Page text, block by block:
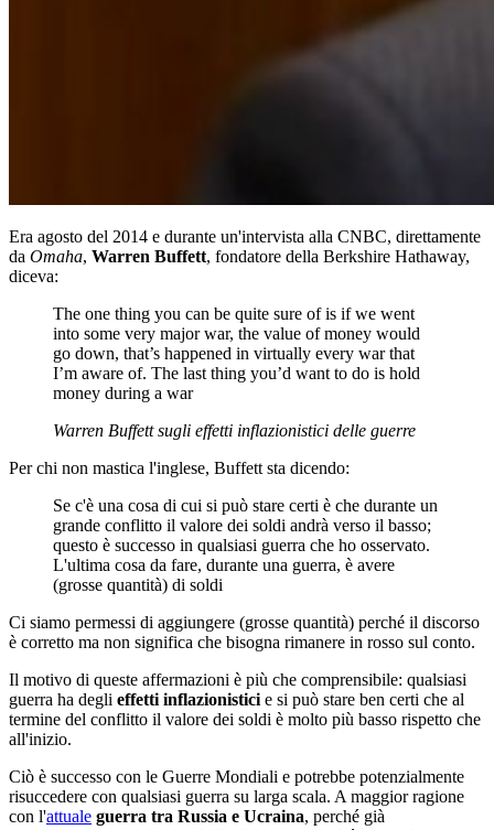
Era agosto del 2014 e durante un'intervista alla CNBC, direttamente
da Omaha, Warren Buffett, fondatore della Berkshire Hathaway,
diceva:
The one thing you can be quite sure of is if we went
into some very major war, the value of money would
go down, that’s happened in virtually every war that
I’m aware of. The last thing you’d want to do is hold
money during a war
Warren Buffett sugli effetti inflazionistici delle guerre
Per chi non mastica l'inglese, Buffett sta dicendo:
Se c'è una cosa di cui si può stare certi è che durante un
grande conflitto il valore dei soldi andrà verso il basso;
questo è successo in qualsiasi guerra che ho osservato.
L'ultima cosa da fare, durante una guerra, è avere
(grosse quantità) di soldi
Ci siamo permessi di aggiungere (grosse quantità) perché il discorso
è corretto ma non significa che bisogna rimanere in rosso sul conto.
Il motivo di queste affermazioni è più che comprensibile: qualsiasi
guerra ha degli effetti inflazionistici e si può stare ben certi che al
termine del conflitto il valore dei soldi è molto più basso rispetto che
all'inizio.
Ciò è successo con le Guerre Mondiali e potrebbe potenzialmente
risuccedere con qualsiasi guerra su larga scala. A maggior ragione
con l'attuale guerra tra Russia e Ucraina, perché già